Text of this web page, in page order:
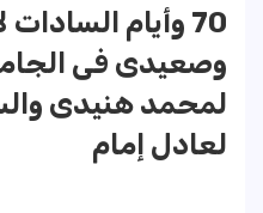
70 وأيام
وصعيدى فى
لمحمد هنيدى
لعادل إمام